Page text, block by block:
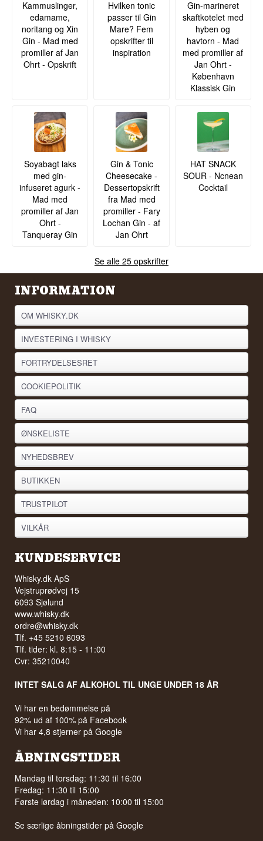
Kammuslinger,
edamame,
noritang og Xin
Gin - Mad med
promiller af Jan
Ohrt - Opskrift
Hvilken tonic
passer til Gin
Mare? Fem
opskrifter til
inspiration
Gin-marineret
skaftkotelet med
hyben og
havtorn - Mad
med promiller af
Jan Ohrt -
København
Klassisk Gin
Soyabagt laks
med gin-
infuseret agurk -
Mad med
promiller af Jan
Ohrt -
Tanqueray Gin
Gin & Tonic
Cheesecake -
Dessertopskrift
fra Mad med
promiller - Fary
Lochan Gin - af
Jan Ohrt
HAT SNACK
SOUR - Ncnean
Cocktail
Se alle 25 opskrifter
INFORMATION
OM WHISKY.DK
INVESTERING I WHISKY
FORTRYDELSESRET
COOKIEPOLITIK
FAQ
ØNSKELISTE
NYHEDSBREV
BUTIKKEN
TRUSTPILOT
VILKÅR
KUNDESERVICE
Whisky.dk ApS
Vejstruprødvej 15
6093 Sjølund
www.whisky.dk
ordre@whisky.dk
Tlf. +45 5210 6093
Tlf. tider: kl. 8:15 - 11:00
Cvr: 35210040
INTET SALG AF ALKOHOL TIL UNGE UNDER 18 ÅR
Vi har en bedømmelse på
92% ud af 100% på Facebook
Vi har 4,8 stjerner på Google
ÅBNINGSTIDER
Mandag til torsdag: 11:30 til 16:00
Fredag: 11:30 til 15:00
Første lørdag i måneden: 10:00 til 15:00
Se særlige åbningstider påGoogle